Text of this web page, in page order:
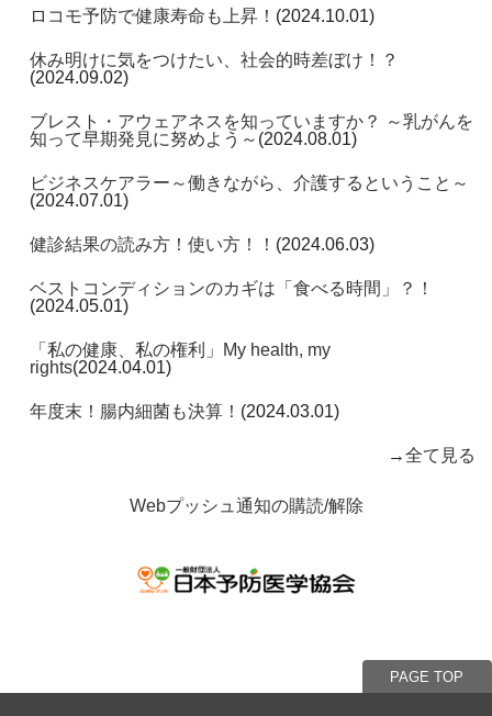
ロコモ予防で健康寿命も上昇！ (2024.10.01)
休み明けに気をつけたい、社会的時差ぼけ！？
(2024.09.02)
ブレスト・アウェアネスを知っていますか？ ～乳がんを
知って早期発見に努めよう～ (2024.08.01)
ビジネスケアラー～働きながら、介護するということ～
(2024.07.01)
健診結果の読み方！使い方！！ (2024.06.03)
ベストコンディションのカギは「食べる時間」？！
(2024.05.01)
「私の健康、私の権利」My health, my
rights(2024.04.01)
年度末！腸内細菌も決算！ (2024.03.01)
→全て見る
Webプッシュ通知の購読/解除
PAGE TOP